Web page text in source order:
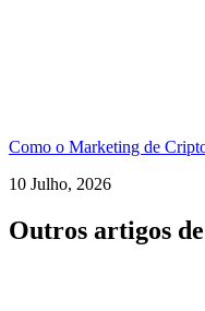
Como o Marketing de
10 Julho, 2026
Outros artigos de